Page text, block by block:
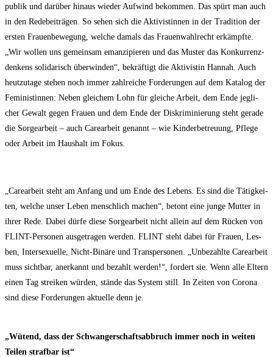
pu­blik und dar­über hin­aus wie­der Auf­wind bekom­men. Das spürt man auch
in den Rede­bei­trä­gen. So sehen sich die Akti­vis­tin­nen in der Tra­di­ti­on der
ers­ten Frau­en­be­we­gung, wel­che damals das Frau­en­wahl­recht erkämpf­te.
„Wir wol­len uns gemein­sam eman­zi­pie­ren und das Mus­ter das Kon­kur­renz­
den­kens soli­da­risch über­win­den“, bekräf­tigt die Akti­vis­tin Han­nah. Auch
heut­zu­ta­ge ste­hen noch immer zahl­rei­che For­de­run­gen auf dem Kata­log der
Femi­nis­tin­nen: Neben glei­chem Lohn für glei­che Arbeit, dem Ende jeg­li­
cher Gewalt gegen Frau­en und dem Ende der Dis­kri­mi­nie­rung steht gera­de
die Sor­ge­ar­beit – auch Care­ar­beit genannt – wie Kin­der­be­treu­ung, Pfle­ge
oder Arbeit im Haus­halt im Fokus.
„Care­ar­beit steht am Anfang und um Ende des Lebens. Es sind die Tätig­kei­
ten, wel­che unser Leben mensch­lich machen“, betont eine jun­ge Mut­ter in
ihrer Rede. Dabei dür­fe die­se Sor­ge­ar­beit nicht allein auf dem Rücken von
FLINT-Per­so­nen aus­ge­tra­gen wer­den. FLINT steht dabei für Frau­en, Les­
ben, Inter­se­xu­el­le, Nicht-Binä­re und Trans­per­so­nen. „Unbe­zahl­te Care­ar­beit
muss sicht­bar, aner­kannt und bezahlt wer­den!“, for­dert sie. Wenn alle Eltern
einen Tag strei­ken wür­den, stän­de das Sys­tem still. In Zei­ten von Coro­na
sind die­se For­de­run­gen aktu­el­le denn je.
„Wütend, dass der Schwan­ger­schafts­ab­bruch immer noch in wei­ten
Tei­len straf­bar ist“